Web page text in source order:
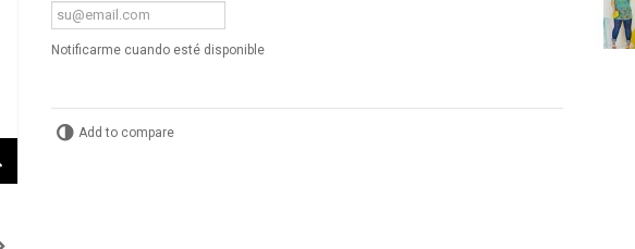
Notificarme cuando esté disponible
Add to compare